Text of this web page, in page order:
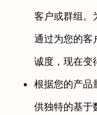
客户或群组。
通过为您的客
诚度，现在变
根据您的产品
供独特的基于